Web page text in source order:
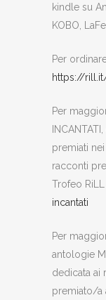
kindle su
KOBO,
Per
https://
Per
premiati
racconti
Trofeo
incantati
Per
antologie
dedicata ai
premiato/a